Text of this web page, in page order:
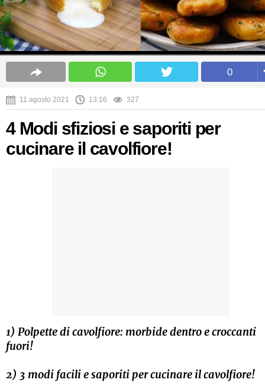
0
11 agosto 2021 13:16 327
4 Modi sfiziosi e saporiti per
cucinare il cavolfiore!
1) Polpette di cavolfiore: morbide dentro e croccanti
fuori!
2) 3 modi facili e saporiti per cucinare il cavolfiore!